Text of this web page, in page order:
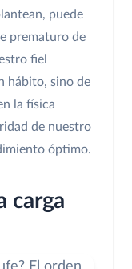
puede
prematuro de
fiel
hábito, sino de
la física
de nuestro
óptimo.
carga